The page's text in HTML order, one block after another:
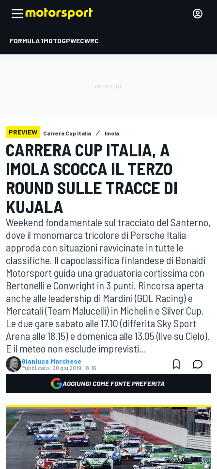
FORMULA 1MOTOGPWECWRC
PREVIEW Carrera Cup Italia Imola
CARRERA CUP ITALIA, A
IMOLA SCOCCA IL TERZO
ROUND SULLE TRACCE DI
KUJALA
Weekend fondamentale sul tracciato del Santerno,
dove il monomarca tricolore di Porsche Italia
approda con situazioni ravvicinate in tutte le
classifiche. Il capoclassifica finlandese di Bonaldi
Motorsport guida una graduatoria cortissima con
Bertonelli e Conwright in 3 punti. Rincorsa aperta
anche alle leadership di Mardini (GDL Racing) e
Mercatali (Team Malucelli) in Michelin e Silver Cup.
Le due gare sabato alle 17.10 (differita Sky Sport
Arena alle 18.15) e domenica alle 13.05 (live su Cielo).
E il meteo non esclude imprevisti...
Gianluca Marchese
Pubblicato: 20 giu 2019, 18:16
AGGIUNGI COME FONTE PREFERITA